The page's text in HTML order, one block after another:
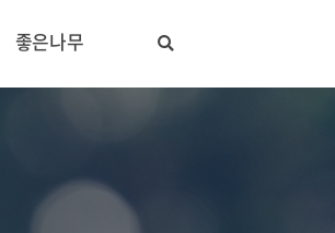
좋은나무